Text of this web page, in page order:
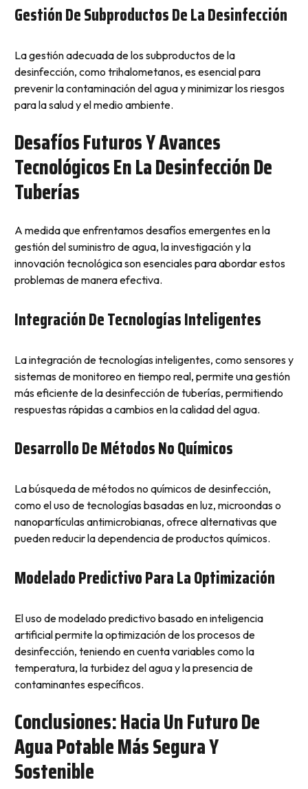
Gestión De Subproductos De La Desinfección
La gestión adecuada de los subproductos de la
desinfección, como trihalometanos, es esencial para
prevenir la contaminación del agua y minimizar los riesgos
para la salud y el medio ambiente.
Desafíos Futuros Y Avances
Tecnológicos En La Desinfección De
Tuberías
A medida que enfrentamos desafíos emergentes en la
gestión del suministro de agua, la investigación y la
innovación tecnológica son esenciales para abordar estos
problemas de manera efectiva.
Integración De Tecnologías Inteligentes
La integración de tecnologías inteligentes, como sensores y
sistemas de monitoreo en tiempo real, permite una gestión
más eficiente de la desinfección de tuberías, permitiendo
respuestas rápidas a cambios en la calidad del agua.
Desarrollo De Métodos No Químicos
La búsqueda de métodos no químicos de desinfección,
como el uso de tecnologías basadas en luz, microondas o
nanopartículas antimicrobianas, ofrece alternativas que
pueden reducir la dependencia de productos químicos.
Modelado Predictivo Para La Optimización
El uso de modelado predictivo basado en inteligencia
artificial permite la optimización de los procesos de
desinfección, teniendo en cuenta variables como la
temperatura, la turbidez del agua y la presencia de
contaminantes específicos.
Conclusiones: Hacia Un Futuro De
Agua Potable Más Segura Y
Sostenible